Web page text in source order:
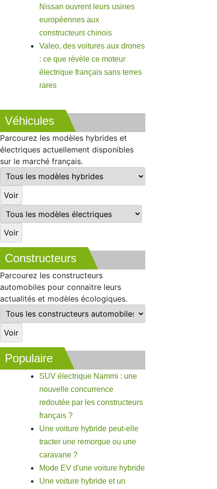
Nissan ouvrent leurs usines
européennes aux
constructeurs chinois
Valeo, des voitures aux drones
: ce que révèle ce moteur
électrique français sans terres
rares
Véhicules
Parcourez les modèles hybrides et
électriques actuellement disponibles
sur le marché français.
Constructeurs
Parcourez les constructeurs
automobiles pour connaitre leurs
actualités et modèles écologiques.
Populaire
SUV électrique Nammi : une
nouvelle concurrence
redoutée par les constructeurs
français ?
Une voiture hybride peut-elle
tracter une remorque ou une
caravane ?
Mode EV d'une voiture hybride
Une voiture hybride et un